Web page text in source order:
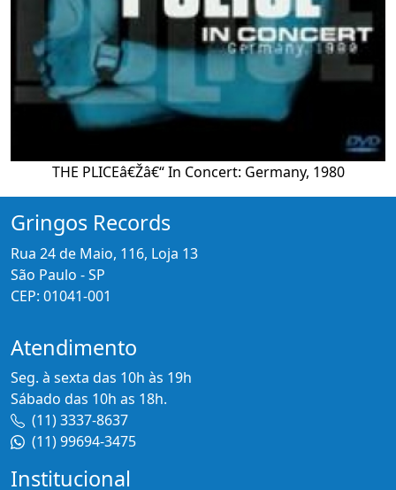
THE PLICEâ€Žâ€“ In Concert: Germany, 1980
Gringos Records
Rua 24 de Maio, 116, Loja 13
São Paulo - SP
CEP: 01041-001
Atendimento
Seg. à sexta das 10h às 19h
Sábado das 10h as 18h.
(11) 3337-8637
(11) 99694-3475
Institucional